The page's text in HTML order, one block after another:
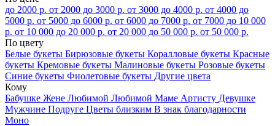
до 2000 р. от 2000 до 3000 р. от 3000 до 4000 р. от 4000 до
5000 р. от 5000 до 6000 р. от 6000 до 7000 р. от 7000 до 10 000
р. от 10 000 до 20 000 р. от 20 000 до 50 000 р. от 50 000 р.
По цвету
Белые букеты Бирюзовые букеты Коралловые букеты Красные
букеты Кремовые букеты Малиновые букеты Розовые букеты
Синие букеты Фиолетовые букеты Другие цвета
Кому
Бабушке Жене Любимой Любимой Маме Артисту Девушке
Мужчине Подруге Цветы близким В знак благодарности
Моно